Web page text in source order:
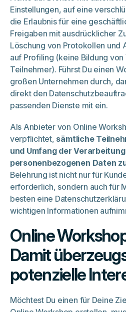
Einstellungen, auf eine
die Erlaubnis für eine
Freigaben mit ausdrücklicher
Löschung von Protokollen und
auf Profiling (keine Bildung
Teilnehmer). Führst Du einen
großen Unternehmen durch,
direkt den
passenden Dienste mit ein.
Als Anbieter von Online
verpflichtet, sämtliche
und Umfang der
personenbezogenen Daten
Belehrung ist nicht nur für
erforderlich, sondern auch für
besten eine
wichtigen Informationen
Online
Damit
potenzielle
Möchtest Du einen für Deine